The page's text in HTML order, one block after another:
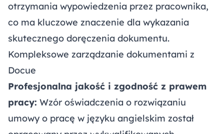
otrzymania wypowiedzenia przez pracownika,
co ma kluczowe znaczenie dla wykazania
skutecznego doręczenia dokumentu.
Kompleksowe zarządzanie dokumentami z
Docue
Profesjonalna jakość i zgodność z prawem
pracy: Wzór oświadczenia o rozwiązaniu
umowy o pracę w języku angielskim został